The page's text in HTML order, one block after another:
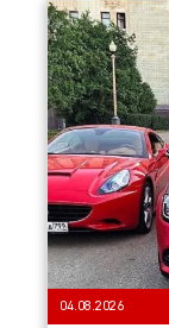
04.08.2026